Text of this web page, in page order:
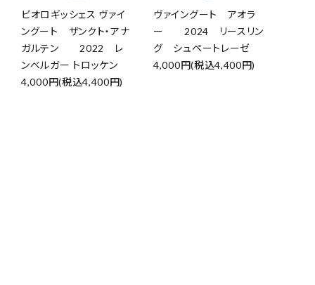
ビオロギッシェス ヴァイ
ングート ザンクト・アナ
ガルテン 2022 レ
ンベルガー トロッケン
4,000円(税込4,400円)
ヴァイングート アオラ
ー 2024 リースリン
グ シュペートレーゼ
4,000円(税込4,400円)